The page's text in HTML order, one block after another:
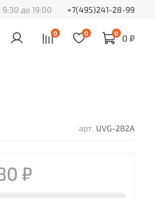
9:30 до 19:00 +7(495)241-28-99
0 0 0 0 ₽
арт. UVG-282A
₽